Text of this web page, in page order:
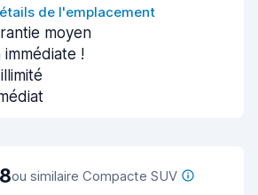
de l'emplacement
moyen
!
ou similaire Compacte SUV